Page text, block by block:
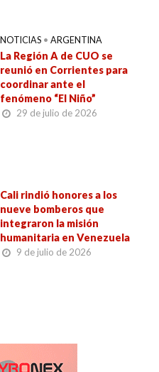
NOTICIAS • ARGENTINA
La Región A de CUO se
reunió en Corrientes para
coordinar ante el
fenómeno “El Niño”
29 de julio de 2026
Cali rindió honores a los
nueve bomberos que
integraron la misión
humanitaria en Venezuela
9 de julio de 2026